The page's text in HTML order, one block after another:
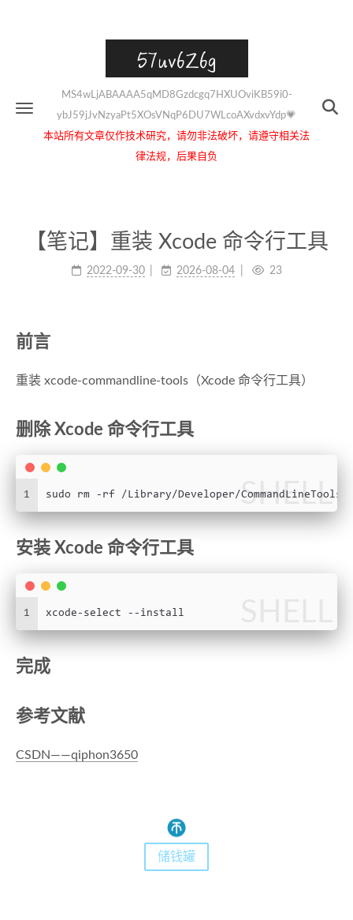
57uv6Z6g
MS4wLjABAAAA5qMD8Gzdcgq7HXUOviKB59i0-
ybJ59jJvNzyaPt5XOsVNqP6DU7WLcoAXvdxvYdp💗
本站所有文章仅作技术研究，请勿非法破坏，请遵守相关法
律法规，后果自负
【笔记】重装 Xcode 命令行工具
2022-09-30 2026-08-04 23
前言
重装 xcode-commandline-tools（Xcode 命令行工具）
删除 Xcode 命令行工具
SHELL
1 sudo rm -rf /Library/Developer/CommandLineTools
安装 Xcode 命令行工具
1 xcode-select --install
完成
参考文献
CSDN——qiphon3650
储钱罐